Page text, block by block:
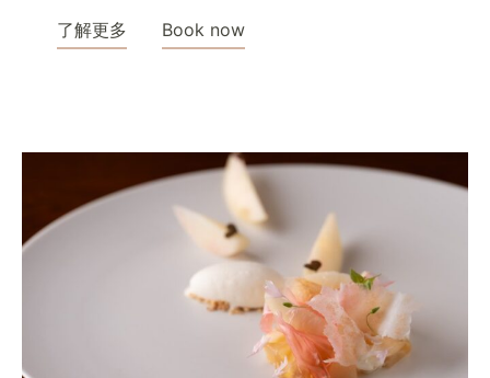
了解更多 Book now